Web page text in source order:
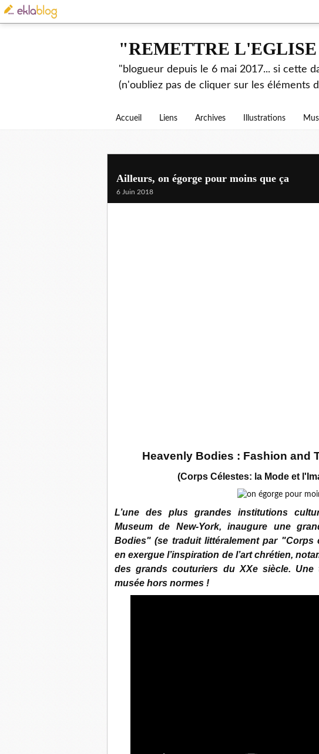
"REMETTRE
"blogueur depuis le 6 mai 2017... si cette
(n'oubliez pas de cliquer sur les éléments
Accueil Liens Archives Illustrations
Ailleurs, on égorge pour moins que ça
6 Juin 2018
Heavenly Bodies : Fashion and
(Corps Célestes: la Mode et
L’une des plus grandes institutions
Museum de New-York, inaugure une
Bodies" (se traduit littéralement par "Corps
en exergue l’inspiration de l’art chrétien,
des grands couturiers du XXe siècle.
musée hors normes !